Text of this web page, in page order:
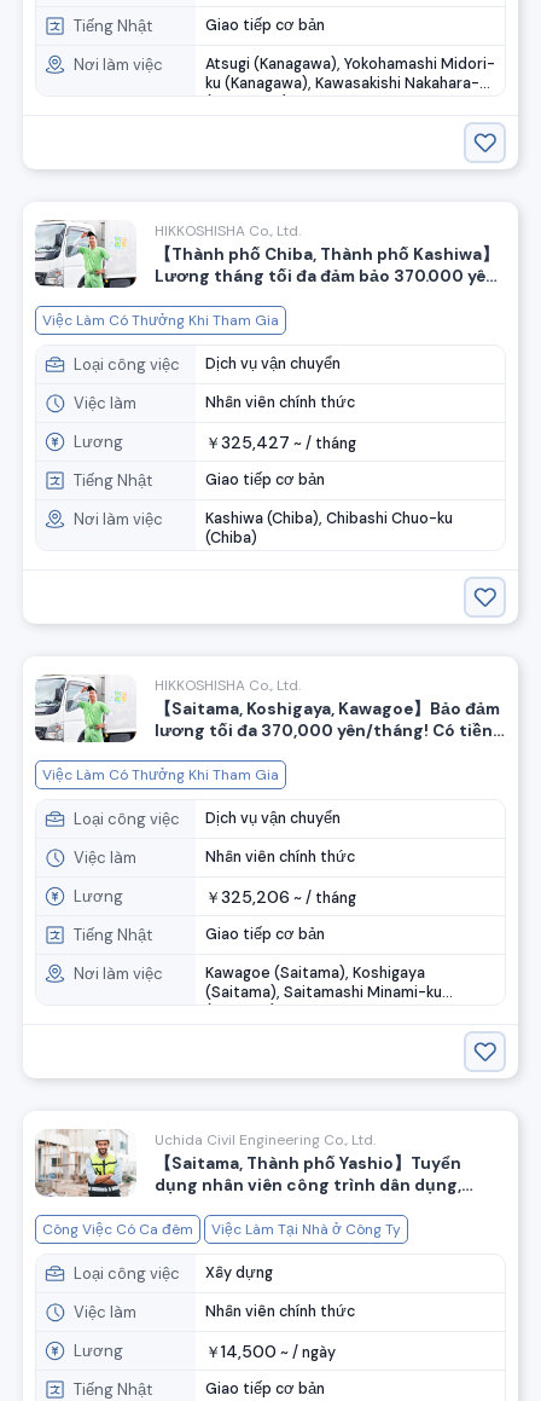
Tiếng Nhật Giao tiếp cơ bản
Nơi làm việc
Atsugi (Kanagawa), Yokohamashi Midori-
ku (Kanagawa), Kawasakishi Nakahara-ku
(Kanagawa)
HIKKOSHISHA Co., Ltd.
【Thành phố Chiba, Thành phố Kashiwa】
Lương tháng tối đa đảm bảo 370.000 yên!
nhân viên hỗ trợ chuyển nhà
Việc Làm Có Thưởng Khi Tham Gia
Loại công việc Dịch vụ vận chuyển
Việc làm Nhân viên chính thức
Lương ￥325,427 ~ / tháng
Tiếng Nhật Giao tiếp cơ bản
Nơi làm việc
Kashiwa (Chiba), Chibashi Chuo-ku
(Chiba)
HIKKOSHISHA Co., Ltd.
【Saitama, Koshigaya, Kawagoe】Bảo đảm
lương tối đa 370,000 yên/tháng! Có tiền
viên hỗ trợ chuyển nhà.
Việc Làm Có Thưởng Khi Tham Gia
Loại công việc Dịch vụ vận chuyển
Việc làm Nhân viên chính thức
Lương ￥325,206 ~ / tháng
Tiếng Nhật Giao tiếp cơ bản
Nơi làm việc
Kawagoe (Saitama), Koshigaya
(Saitama), Saitamashi Minami-ku
(Saitama)
Uchida Civil Engineering Co., Ltd.
【Saitama, Thành phố Yashio】Tuyển
dụng nhân viên công trình dân dụng,
Công Việc Có Ca đêm Việc Làm Tại Nhà ở Công Ty
Loại công việc Xây dựng
Việc làm Nhân viên chính thức
Lương ￥14,500 ~ /ngày
Tiếng Nhật Giao tiếp cơ bản